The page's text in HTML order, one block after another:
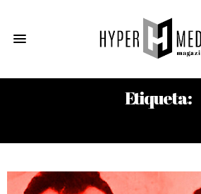
Etiqueta: